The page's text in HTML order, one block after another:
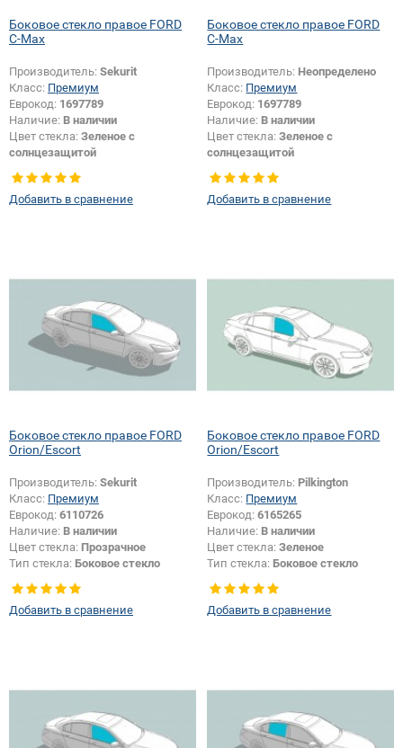
Боковое стекло правое FORD
C-Max
Производитель: Sekurit
Класс: Премиум
Еврокод: 1697789
Наличие: В наличии
Цвет стекла: Зеленое с
солнцезащитой
правое
Добавить в сравнение
Боковое стекло правое FORD
C-Max
Производитель: Неопределено
Класс: Премиум
Еврокод: 1697789
Наличие: В наличии
Цвет стекла:Зеленое с
солнцезащитой
правое
Добавить в сравнение
Боковое стекло правое FORD
Orion/Escort
Производитель: Sekurit
Класс: Премиум
Еврокод: 6110726
Наличие: В наличии
Цвет стекла: Прозрачное
Тип стекла: Боковое стекло
правое
Добавить в сравнение
Боковое стекло правое FORD
Orion/Escort
Производитель: Pilkington
Класс: Премиум
Еврокод:6165265
Наличие: В наличии
Цвет стекла:Зеленое
Тип стекла: Боковое стекло
правое
Добавить в сравнение